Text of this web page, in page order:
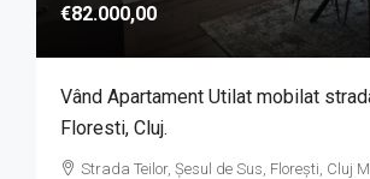
€82.000,00
Vând Apartament Utilat mobilat
Floresti, Cluj.
Strada Teilor, Șesul de Sus, Florești, Cluj